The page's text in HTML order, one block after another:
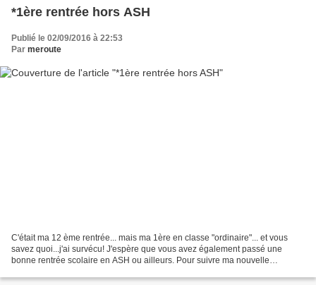
*1ère rentrée hors ASH
Publié le 02/09/2016 à 22:53
Par meroute
C'était ma 12 ème rentrée... mais ma 1ère en classe "ordinaire"... et vous
savez quoi...j'ai survécu! J'espère que vous avez également passé une
bonne rentrée scolaire en ASH ou ailleurs. Pour suivre ma nouvelle